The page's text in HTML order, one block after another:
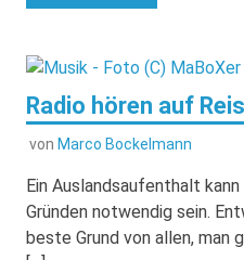
Radio hören auf
von Marco Bockelmann
Ein Auslandsaufenthalt
Gründen notwendig sein.
beste Grund von allen, man